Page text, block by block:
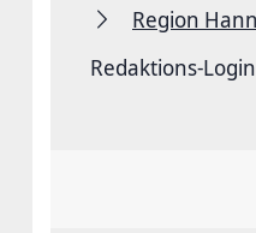
Region
Redaktions-Login